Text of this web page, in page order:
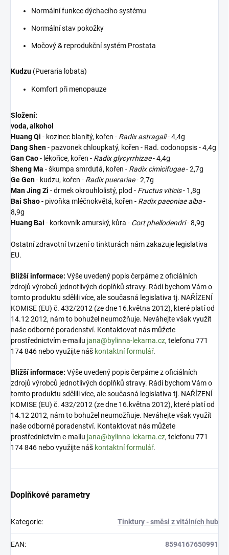
Normální funkce dýchacího systému
Normální stav pokožky
Močový & reprodukční systém Prostata
Kudzu (Pueraria lobata)
Komfort při menopauze
Složení:
voda, alkohol
Huang Qi - kozinec blanitý, kořen - Radix astragali- 4,4g
Dang Shen- pazvonek chloupkatý, kořen - Rad. codonopsis - 4,4g
Gan Cao- lékořice, kořen - Radix glycyrrhizae- 4,4g
Sheng Ma - škumpa smrdutá, kořen - Radix cimicifugae- 2,7g
Ge Gen- kudzu, kořen - Radix puerariae- 2,7g
Man Jing Zi - drmek okrouhlolistý, plod - Fructus viticis- 1,8g
Bai Shao- pivoňka mléčnokvětá, kořen - Radix paeoniae alba-
8,9g
Huang Bai - korkovník amurský, kůra - Cort phellodendri- 8,9g
Ostatní zdravotní tvrzení o tinkturách nám zakazuje legislativa
EU.
Bližší informace: Výše uvedený popis čerpáme z oficiálních
zdrojů výrobců jednotlivých doplňků stravy. Rádi bychom Vám o
tomto produktu sdělili více, ale současná legislativa tj. NAŘÍZENÍ
KOMISE (EU) č. 432/2012 (ze dne 16.května 2012), které platí od
14.12 2012, nám to bohužel neumožňuje. Neváhejte však využít
naše odborné poradenství. Kontaktovat nás můžete
prostřednictvím e-mailu jana@bylinna-lekarna.cz, telefonu 771
174 846 nebo využijte náš kontaktní formulář.
Bližší informace: Výše uvedený popis čerpáme z oficiálních
zdrojů výrobců jednotlivých doplňků stravy. Rádi bychom Vám o
tomto produktu sdělili více, ale současná legislativa tj. NAŘÍZENÍ
KOMISE (EU) č. 432/2012 (ze dne 16.května 2012), které platí od
14.12 2012, nám to bohužel neumožňuje. Neváhejte však využít
naše odborné poradenství. Kontaktovat nás můžete
prostřednictvím e-mailu jana@bylinna-lekarna.cz, telefonu 771
174 846 nebo využijte náš kontaktní formulář.
Doplňkové parametry
Kategorie: Tinktury - směsi z vitálních hub
EAN: 8594167650991